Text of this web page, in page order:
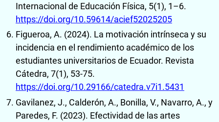
Internacional de Educación Física, 5(1), 1–6.
https://doi.org/10.59614/acief52025205
Figueroa, A. (2024). La motivación intrínseca y su
incidencia en el rendimiento académico de los
estudiantes universitarios de Ecuador. Revista
Cátedra, 7(1), 53-75.
https://doi.org/10.29166/catedra.v7i1.5431
Gavilanez, J., Calderón, A., Bonilla, V., Navarro, A., y
Paredes, F. (2023). Efectividad de las artes